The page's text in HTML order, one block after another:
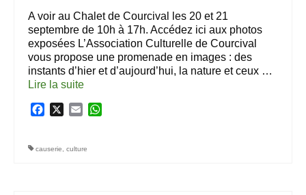
A voir au Chalet de Courcival les 20 et 21
septembre de 10h à 17h. Accédez ici aux photos
exposées L’Association Culturelle de Courcival
vous propose une promenade en images : des
instants d’hier et d’aujourd’hui, la nature et ceux …
Lire la suite­­
FacebookEmail
causerie culture